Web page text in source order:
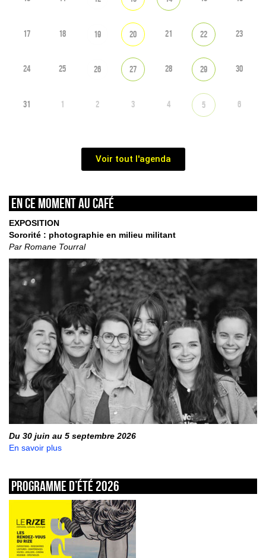
17 18 19 20 21 22 23
24 25 26 27 28 29 30
31 1 2 3 4 5 6
Voir tout l'agenda
En ce moment au café
EXPOSITION
Sororité : photographie en milieu militant
Par Romane Tourral
Du 30 juin au 5 septembre 2026
En savoir plus
Programme d’été 2026